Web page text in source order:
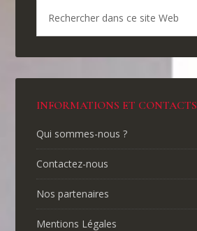
INFORMATIONS ET CONTACTS
Qui sommes-nous ?
Contactez-nous
Nos partenaires
Mentions Légales